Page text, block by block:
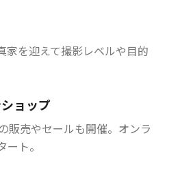
家を迎えて撮影レベルや目的
ョップ
販売やセールも開催。オンラ
ト。